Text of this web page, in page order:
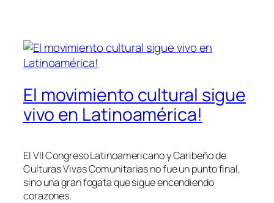
El movimiento cultural sigue
vivo en Latinoamérica!
El VII Congreso Latinoamericano y Caribeño de
Culturas Vivas Comunitarias no fue un punto final,
sino una gran fogata que sigue encendiendo
corazones.